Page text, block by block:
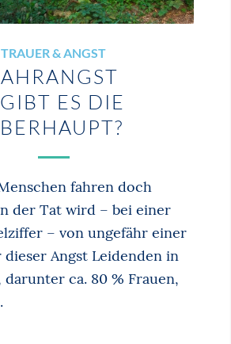
TRAUER & ANGST
ES DIE
fahren doch
der Tat wird – bei einer
– von ungefähr einer
Angst Leidenden in
darunter ca. 80 % Frauen,